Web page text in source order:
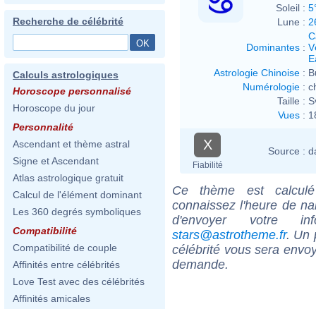
Recherche de célébrité
Calculs astrologiques
Horoscope personnalisé
Horoscope du jour
Personnalité
Ascendant et thème astral
Signe et Ascendant
Atlas astrologique gratuit
Calcul de l'élément dominant
Les 360 degrés symboliques
Compatibilité
Compatibilité de couple
Affinités entre célébrités
Love Test avec des célébrités
Affinités amicales
Soleil :
Lune :
Dominantes :
Astrologie Chinoise :
Numérologie :
Taille :
Vues :
X
Fiabilité
Source :
Ce thème est
connaissez l'heure de
d'envoyer votre
stars@astrotheme.fr. Un
célébrité vous sera
demande.